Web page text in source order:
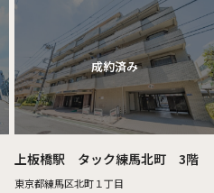
上板橋駅 タック練馬北町 3階
東京都練馬区北町１丁目